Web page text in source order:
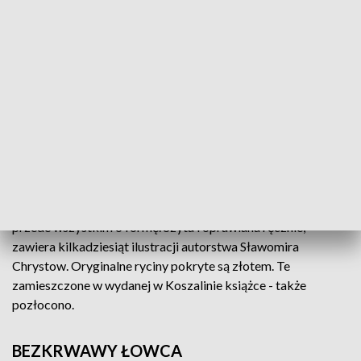
przede wszystkim o formę. Szyta i oprawiana ręcznie,
zawiera kilkadziesiąt ilustracji autorstwa Sławomira
Chrystow. Oryginalne ryciny pokryte są złotem. Te
zamieszczone w wydanej w Koszalinie książce - także
pozłocono.
BEZKRWAWY ŁOWCA